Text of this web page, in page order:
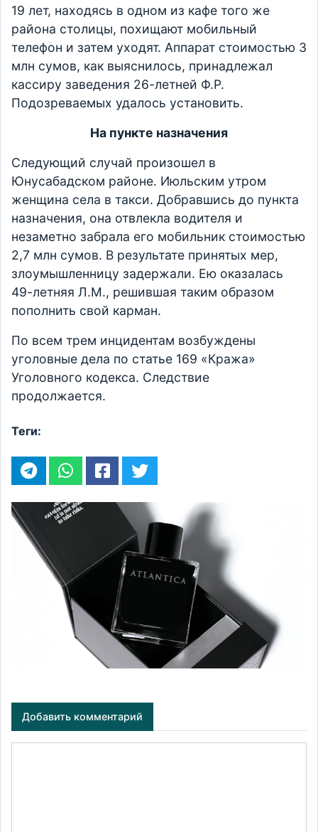
19 лет, находясь в одном из кафе того же
района столицы, похищают мобильный
телефон и затем уходят. Аппарат стоимостью 3
млн сумов, как выяснилось, принадлежал
кассиру заведения 26-летней Ф.Р.
Подозреваемых удалось установить.
На пункте назначения
Следующий случай произошел в
Юнусабадском районе. Июльским утром
женщина села в такси. Добравшись до пункта
назначения, она отвлекла водителя и
незаметно забрала его мобильник стоимостью
2,7 млн сумов. В результате принятых мер,
злоумышленницу задержали. Ею оказалась
49-летняя Л.М., решившая таким образом
пополнить свой карман.
По всем трем инцидентам возбуждены
уголовные дела по статье 169 «Кража»
Уголовного кодекса. Следствие
продолжается.
Теги:
Добавить комментарий